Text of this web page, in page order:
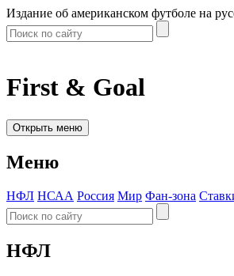
Издание об американском футболе на
First & Goal
Открыть меню
Меню
НФЛ НСАА Россия Мир Фан-зона
НФЛ